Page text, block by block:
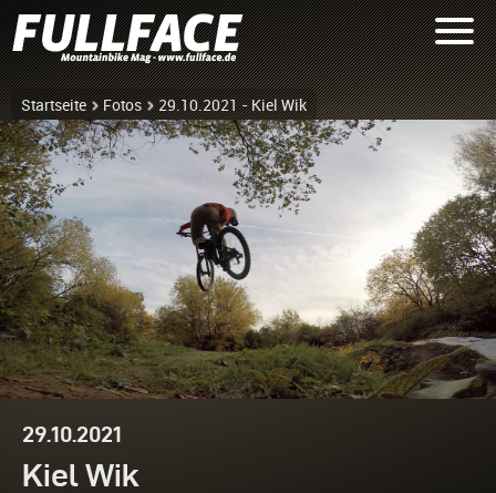
Startseite Fotos 29.10.2021 - Kiel Wik
29.10.2021
Kiel Wik